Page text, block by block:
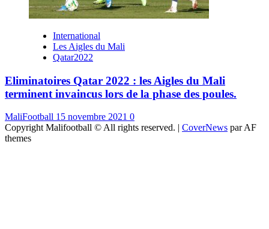
International
Les Aigles du Mali
Qatar2022
Eliminatoires Qatar 2022 : les Aigles du Mali
terminent invaincus lors de la phase des poules.
MaliFootball 15 novembre 2021 0
Copyright Malifootball © All rights reserved. | CoverNews par AF
themes